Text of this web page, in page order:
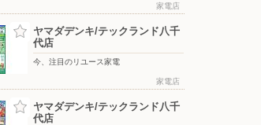
ドラッグセイムス 八千代台店
〒276-0031 千葉県八千代市八千代台北10-12-16
家電店
ヤマダデンキ/テックランド八千
代店
今、注目のリユース家電
家電店
ヤマダデンキ/テックランド八千
代店